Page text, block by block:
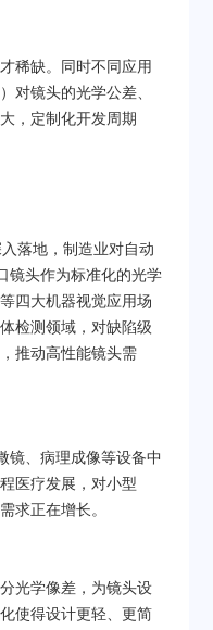
稀缺。同时不同应用
对镜头的光学公差、
，定制化开发周期
落地，制造业对自动
镜头作为标准化的光学
四大机器视觉应用场
检测领域，对缺陷级
推动高性能镜头需
镜、病理成像等设备中
医疗发展，对小型
求正在增长。
光学像差，为镜头设
使得设计更轻、更简